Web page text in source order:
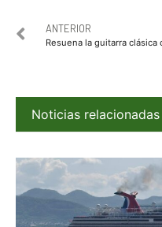
ANTERIOR
Noticias relacionadas